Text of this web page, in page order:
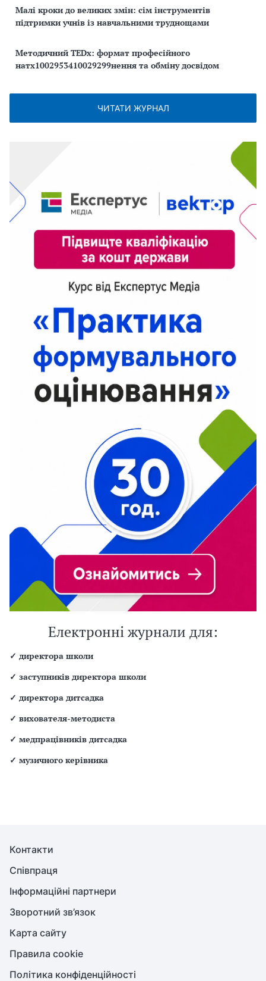
Малі кроки до великих змін: сім інструментів
підтримки учнів із навчальними труднощами
Методичний TEDx: формат професійного
натх1002953410029299нення та обміну досвідом
ЧИТАТИ ЖУРНАЛ
Електронні журнали для:
✓ директора школи
✓ заступників директора школи
✓ директора дитсадка
✓ вихователя-методиста
✓ медпрацівників дитсадка
✓ музичного керівника
Контакти
Співпраця
Інформаційні партнери
Зворотний зв’язок
Карта сайту
Правила cookie
Політика конфіденційності